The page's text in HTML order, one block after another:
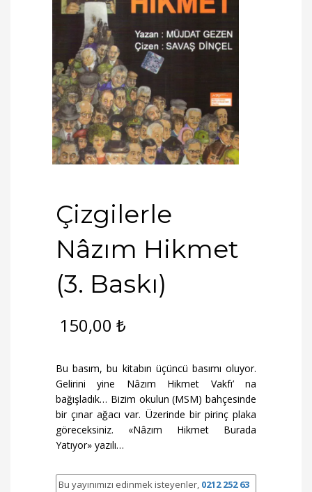
Çizgilerle
Nâzım Hikmet
(3. Baskı)
150,00 ₺
Bu basım, bu kitabın üçüncü basımı oluyor.
Gelirini yine Nâzım Hikmet Vakfı’ na
bağışladık… Bizim okulun (MSM) bahçesinde
bir çınar ağacı var. Üzerinde bir pirinç plaka
göreceksiniz. «Nâzım Hikmet Burada
Yatıyor» yazılı…
Bu yayınımızı edinmek isteyenler, 0212 252 63